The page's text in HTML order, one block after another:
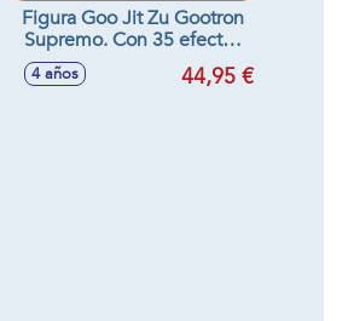
Figura Goo Jit Zu Gootron
Supremo. Con 35 efectos
de luz y sonido. 15x22x8
4 años 44,95 €